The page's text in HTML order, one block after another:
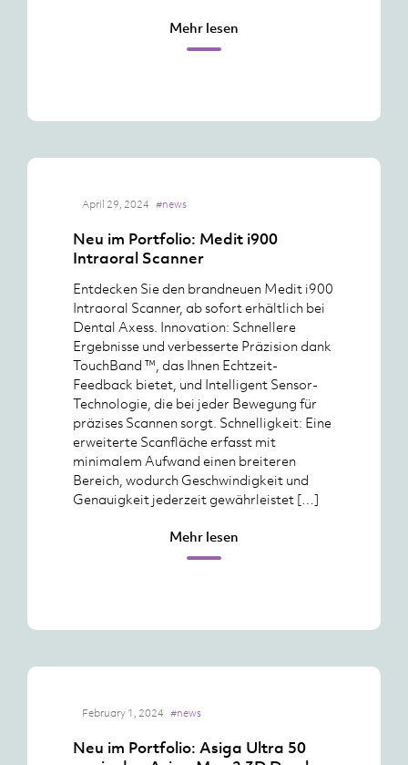
Mehr lesen
April 29, 2024 #news
Neu im Portfolio: Medit i900
Intraoral Scanner
Entdecken Sie den brandneuen Medit i900
Intraoral Scanner, ab sofort erhältlich bei
Dental Axess. Innovation: Schnellere
Ergebnisse und verbesserte Präzision dank
TouchBand ™, das Ihnen Echtzeit-
Feedback bietet, und Intelligent Sensor-
Technologie, die bei jeder Bewegung für
präzises Scannen sorgt. Schnelligkeit: Eine
erweiterte Scanfläche erfasst mit
minimalem Aufwand einen breiteren
Bereich, wodurch Geschwindigkeit und
Genauigkeit jederzeit gewährleistet […]
Mehr lesen
February 1, 2024 #news
Neu im Portfolio: Asiga Ultra 50